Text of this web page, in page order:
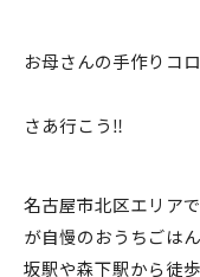
お母さんの手作りコ
さあ行こう‼️
名古屋市北区エリア
が自慢のおうちごは
坂駅や森下駅から徒